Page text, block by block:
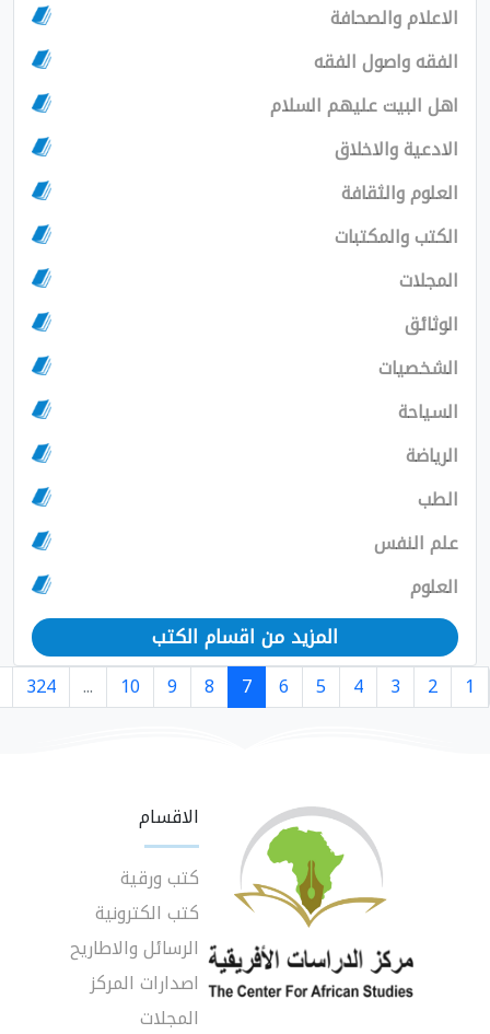
والصحافة
الفقه
عليهم السلام
والاخلاق
المزيد من اقسام الكتب
3
4
5
6
7
8
9
10
...
324
325
الاقسام
كتب ورقية
كتب الكترونية
الرسائل والاطاريح
اصدارات المركز